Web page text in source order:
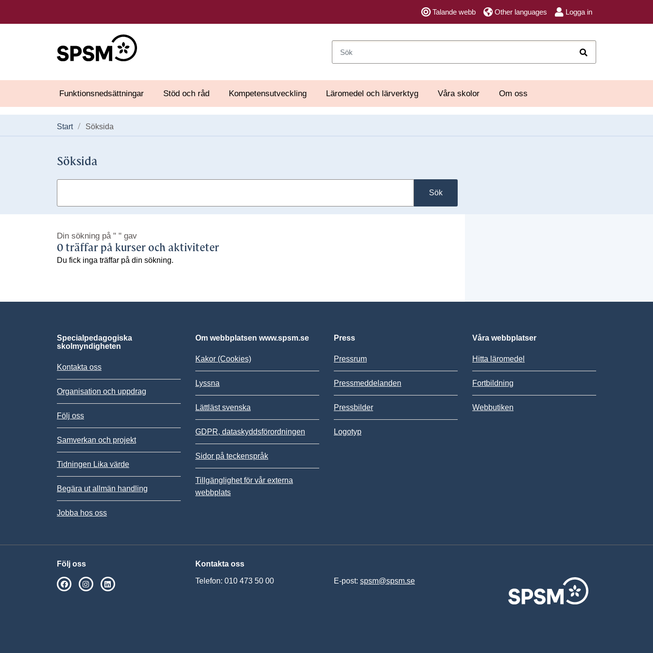
Talande webb Other languages Logga in
Funktionsnedsättningar Stöd och råd Kompetensutveckling Läromedel och lärverktyg Våra skolor Om oss
Start Söksida
Söksida
Sök
Din sökning på " " gav
0 träffar på kurser och aktiviteter
Du fick inga träffar på din sökning.
Specialpedagogiska
skolmyndigheten
Kontakta oss
Organisation och uppdrag
Följ oss
Samverkan och projekt
Tidningen Lika värde
Begära ut allmän handling
Jobba hos oss
Om webbplatsen www.spsm.se
Kakor (Cookies)
Lyssna
Lättläst svenska
GDPR, dataskyddsförordningen
Sidor på teckenspråk
Tillgänglighet för vår externa
webbplats
Press
Pressrum
Pressmeddelanden
Pressbilder
Logotyp
Våra webbplatser
Hitta läromedel
Fortbildning
Webbutiken
Följ oss
SPSM på Facebook
SPSM på Instagram
Kontakta oss
Telefon: 010 473 50 00 E-post: spsm@spsm.se